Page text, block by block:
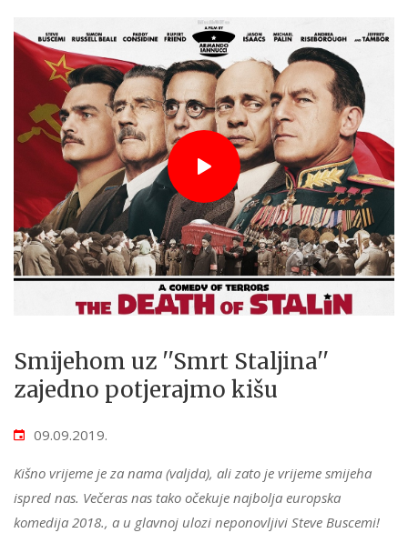
Smijehom uz ''Smrt Staljina''
zajedno potjerajmo kišu
09.09.2019.
Kišno vrijeme je za nama (valjda), ali zato je vrijeme smijeha
ispred nas. Večeras nas tako očekuje najbolja europska
komedija 2018., a u glavnoj ulozi neponovljivi Steve Buscemi!